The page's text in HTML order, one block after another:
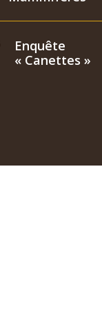
Enquête
« Canettes »